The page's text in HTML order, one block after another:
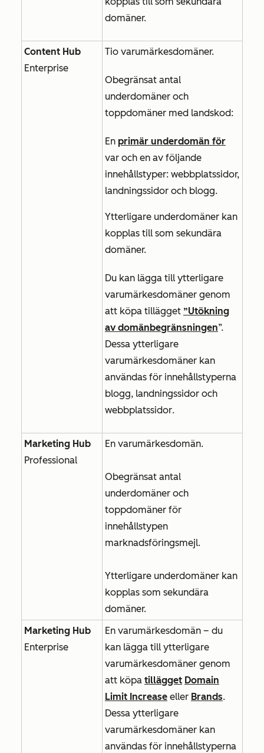
domäner.
Content Hub
Enterprise
Tio varumärkesdomäner.
Obegränsat antal
underdomäner och
toppdomäner med landskod:
En primär underdomän för
var och en av följande
innehållstyper: webbplatssidor,
landningssidor och blogg.
Ytterligare underdomäner kan
kopplas till som sekundära
domäner.
Du kan lägga till ytterligare
varumärkesdomäner genom
att köpa tillägget ”Utökning
av domänbegränsningen”.
Dessa ytterligare
varumärkesdomäner kan
användas för innehållstyperna
blogg, landningssidor och
webbplatssidor.
Marketing Hub
Professional
En varumärkesdomän.
Obegränsat antal
underdomäner och
toppdomäner för
innehållstypen
marknadsföringsmejl.
Ytterligare underdomäner kan
kopplas som sekundära
domäner.
Marketing Hub
Enterprise
En varumärkesdomän – du
kan lägga till ytterligare
varumärkesdomäner genom
att köpa tillägget Domain
Limit Increase eller Brands.
Dessa ytterligare
varumärkesdomäner kan
användas för innehållstyperna